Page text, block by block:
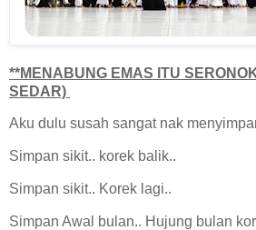
**MENABUNG EMAS ITU
SEDAR)
Aku dulu susah sangat nak
Simpan sikit.. korek balik..
Simpan sikit.. Korek lagi..
Simpan Awal bulan.. Hujung bulan